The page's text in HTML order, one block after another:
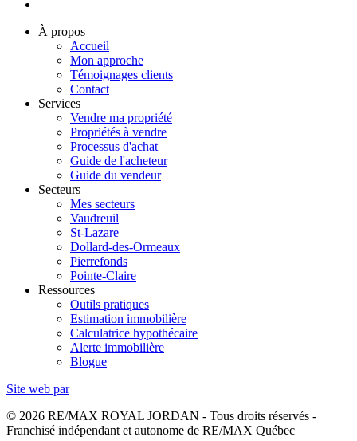
À propos
Accueil
Mon approche
Témoignages clients
Contact
Services
Vendre ma propriété
Propriétés à vendre
Processus d'achat
Guide de l'acheteur
Guide du vendeur
Secteurs
Mes secteurs
Vaudreuil
St-Lazare
Dollard-des-Ormeaux
Pierrefonds
Pointe-Claire
Ressources
Outils pratiques
Estimation immobilière
Calculatrice hypothécaire
Alerte immobilière
Blogue
Site web par
© 2026 RE/MAX ROYAL JORDAN - Tous droits réservés -
Franchisé indépendant et autonome de RE/MAX Québec